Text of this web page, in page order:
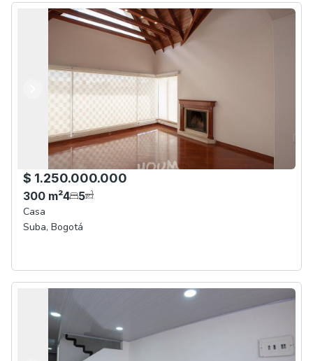
Anterior
Siguiente
$ 1.250.000.000
300 m²4 5
Casa
Suba, Bogotá